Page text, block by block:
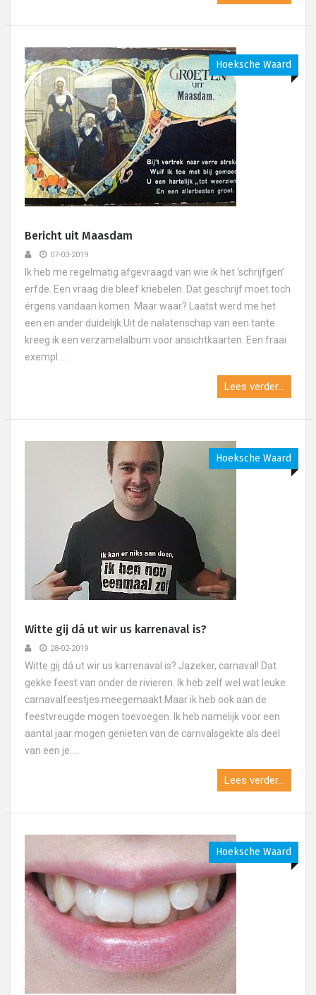
Hoeksche Waard
Bericht uit Maasdam
07-03-2019
Ik heb me regelmatig afgevraagd van wie ik het ‘schrijfgen’
erfde. Een vraag die bleef kriebelen. Dat geschrijf moet toch
érgens vandaan komen. Maar waar? Laatst werd me het
een en ander duidelijk.Uit de nalatenschap van een tante
kreeg ik een verzamelalbum voor ansichtkaarten. Een fraai
exempl....
Lees verder...
Hoeksche Waard
Witte gij dá ut wir us karrenaval is?
28-02-2019
Witte gij dá ut wir us karrenaval is? Jazeker, carnaval! Dat
gekke feest van onder de rivieren. Ik heb zelf wel wat leuke
carnavalfeestjes meegemaakt.Maar ik heb ook aan de
feestvreugde mogen toevoegen. Ik heb namelijk voor een
aantal jaar mogen genieten van de carnvalsgekte als deel
van een je....
Lees verder...
Hoeksche Waard